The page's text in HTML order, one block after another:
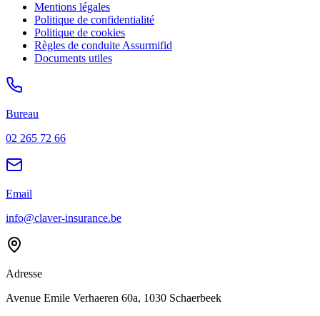
Mentions légales
Politique de confidentialité
Politique de cookies
Règles de conduite Assurmifid
Documents utiles
Bureau
02 265 72 66
Email
info@claver-insurance.be
Adresse
Avenue Emile Verhaeren 60a, 1030 Schaerbeek